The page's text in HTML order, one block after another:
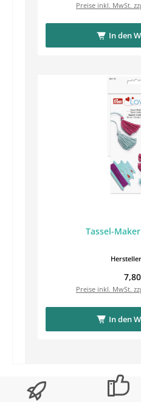
Preise inkl. MwSt.
In den
Tassel-
Preise inkl. MwSt.
In den